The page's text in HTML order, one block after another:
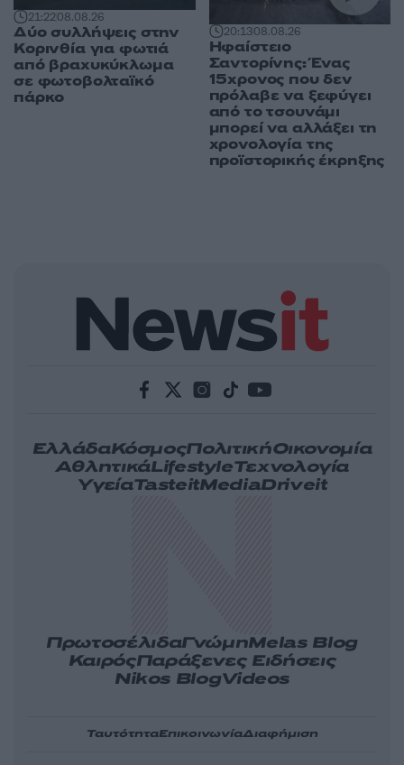
21:2208.08.26
Δύο συλλήψεις στην
Κορινθία για φωτιά
από βραχυκύκλωμα
σε φωτοβολταϊκό
πάρκο
20:1308.08.26
Ηφαίστειο
Σαντορίνης: Ένας
15χρονος που δεν
πρόλαβε να ξεφύγει
από το τσουνάμι
μπορεί να αλλάξει τη
χρονολογία της
προϊστορικής έκρηξης
ΕλλάδαΚόσμοςΠολιτικήΟικονομία
ΑθλητικάLifestyleΤεχνολογία
ΥγείαTasteitMediaDriveit
ΠρωτοσέλιδαΓνώμηMelas Blog
ΚαιρόςΠαράξενες Ειδήσεις
Nikos BlogVideos
ΤαυτότηταΕπικοινωνίαΔιαφήμιση